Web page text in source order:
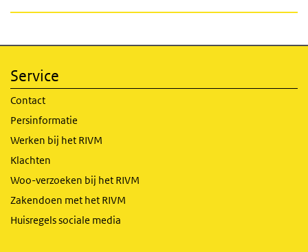
Service
Contact
Persinformatie
Werken bij het RIVM
Klachten
Woo-verzoeken bij het RIVM
Zakendoen met het RIVM
Huisregels sociale media